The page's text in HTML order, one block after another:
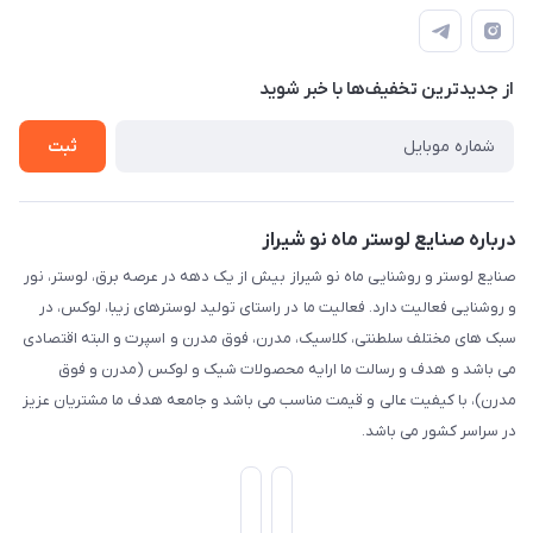
طبقه همکف واحد 131
درباره ما
تماس با ما
قوانین و مقررات
حریم خصوصی
راهنما
از جدید‌ترین تخفیف‌ها با‌ خبر شوید
ثبت
درباره صنایع لوستر ماه نو شیراز
صنایع لوستر و روشنایی ماه نو شیراز بیش از یک دهه در عرصه برق، لوستر، نور
و روشنایی فعالیت دارد. فعالیت ما در راستای تولید لوسترهای زیبا، لوکس، در
سبک های مختلف سلطنتی، کلاسیک، مدرن، فوق مدرن و اسپرت و البته اقتصادی
می باشد و هدف و رسالت ما ارایه محصولات شیک و لوکس (مدرن و فوق
مدرن)، با کیفیت عالی و قیمت مناسب می باشد و جامعه هدف ما مشتریان عزیز
در سراسر کشور می باشد.